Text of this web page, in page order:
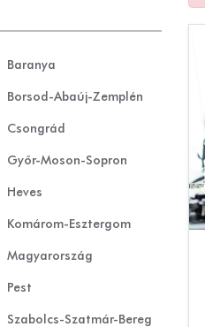
Baranya
Borsod-Abaúj-Zemplén
Csongrád
Győr-Moson-Sopron
Heves
Komárom-Esztergom
Magyarország
Pest
Szabolcs-Szatmár-Bereg